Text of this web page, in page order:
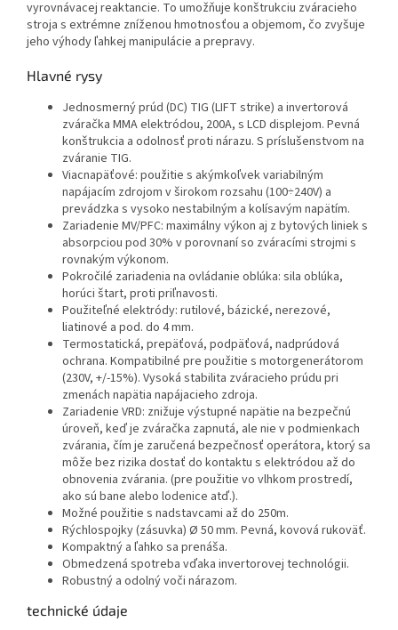
vyrovnávacej reaktancie. To umožňuje konštrukciu zváracieho
stroja s extrémne zníženou hmotnosťou a objemom, čo zvyšuje
jeho výhody ľahkej manipulácie a prepravy.
Hlavné rysy
Jednosmerný prúd (DC) TIG (LIFT strike) a invertorová
zváračka MMA elektródou, 200A, s LCD displejom. Pevná
konštrukcia a odolnosť proti nárazu. S príslušenstvom na
zváranie TIG.
Viacnapäťové: použitie s akýmkoľvek variabilným
napájacím zdrojom v širokom rozsahu (100÷240V) a
prevádzka s vysoko nestabilným a kolísavým napätím.
Zariadenie MV/PFC: maximálny výkon aj z bytových liniek s
absorpciou pod 30% v porovnaní so zváracími strojmi s
rovnakým výkonom.
Pokročilé zariadenia na ovládanie oblúka: sila oblúka,
horúci štart, proti priľnavosti.
Použiteľné elektródy: rutilové, bázické, nerezové,
liatinové a pod. do 4 mm.
Termostatická, prepäťová, podpäťová, nadprúdová
ochrana. Kompatibilné pre použitie s motorgenerátorom
(230V, +/-15%). Vysoká stabilita zváracieho prúdu pri
zmenách napätia napájacieho zdroja.
Zariadenie VRD: znižuje výstupné napätie na bezpečnú
úroveň, keď je zváračka zapnutá, ale nie v podmienkach
zvárania, čím je zaručená bezpečnosť operátora, ktorý sa
môže bez rizika dostať do kontaktu s elektródou až do
obnovenia zvárania. (pre použitie vo vlhkom prostredí,
ako sú bane alebo lodenice atď.).
Možné použitie s nadstavcami až do 250m.
Rýchlospojky (zásuvka) Ø 50 mm. Pevná, kovová rukoväť.
Kompaktný a ľahko sa prenáša.
Obmedzená spotreba vďaka invertorovej technológii.
Robustný a odolný voči nárazom.
technické údaje